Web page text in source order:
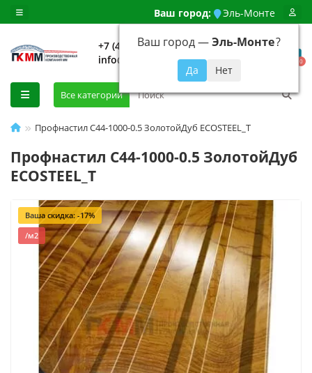
Ваш город: Эль-Монте
Ваш город —Эль-Монте?
+7 (499) 648-92-94
info@evroshtaketnikmoskva.ru
0
Все категории
Профнастил С44-1000-0.5 ЗолотойДуб ECOSTEEL_T
Профнастил С44-1000-0.5 ЗолотойДуб
ECOSTEEL_T
Ваша скидка: -17%
/м2